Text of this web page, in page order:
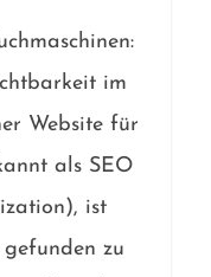
im
Website für
als SEO
ist
zu